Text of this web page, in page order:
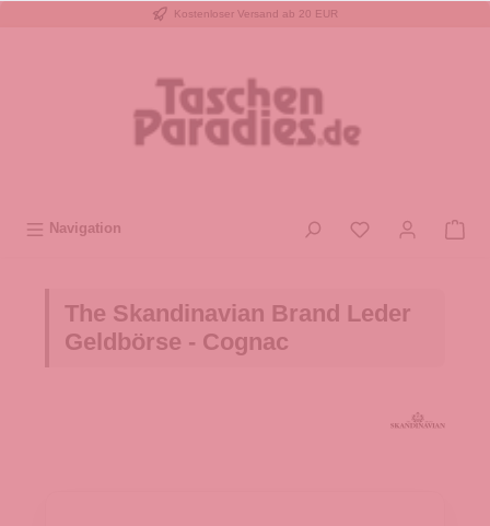
Kostenloser Versand ab 20 EUR
Navigation
The Skandinavian Brand Leder
Geldbörse - Cognac